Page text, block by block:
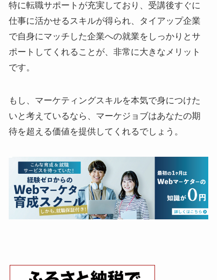
特に転職サポートが充実しており、受講後すぐに
仕事に活かせるスキルが得られ、タイアップ企業
で自身にマッチした企業への就業をしっかりとサ
ポートしてくれることが、非常に大きなメリット
です。
もし、マーケティングスキルを本気で身につけた
いと考えているなら、マーケジョブはあなたの期
待を超える価値を提供してくれるでしょう。